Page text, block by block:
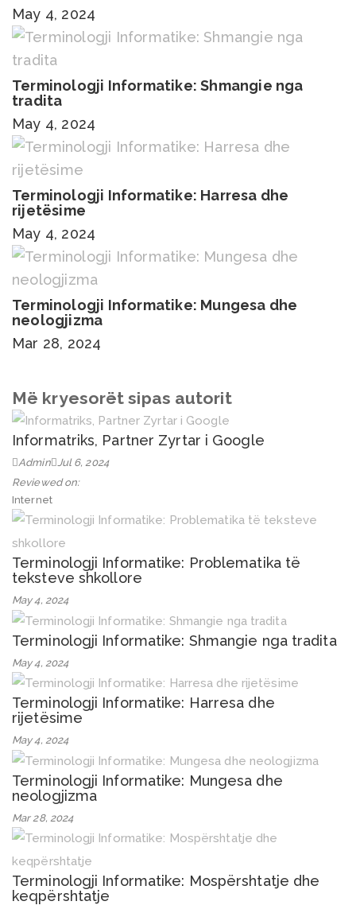
May 4, 2024
Terminologji Informatike: Shmangie nga
tradita
May 4, 2024
Terminologji Informatike: Harresa dhe
rijetësime
May 4, 2024
Terminologji Informatike: Mungesa dhe
neologjizma
Mar 28, 2024
Më kryesorët sipas autorit
Informatriks, Partner Zyrtar i Google
Admin Jul 6, 2024
Reviewed on:
Internet
Terminologji Informatike: Problematika të
teksteve shkollore
May 4, 2024
Terminologji Informatike: Shmangie nga tradita
May 4, 2024
Terminologji Informatike: Harresa dhe
rijetësime
May 4, 2024
Terminologji Informatike: Mungesa dhe
neologjizma
Mar 28, 2024
Terminologji Informatike: Mospërshtatje dhe
keqpërshtatje